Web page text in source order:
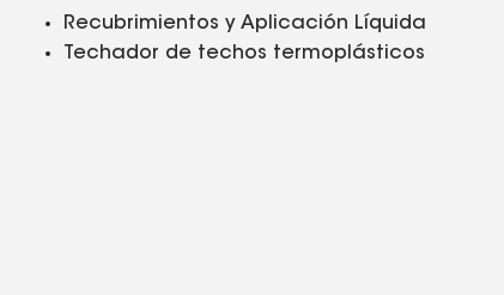
Recubrimientos y Aplicación Líquida
Techador de techos termoplásticos